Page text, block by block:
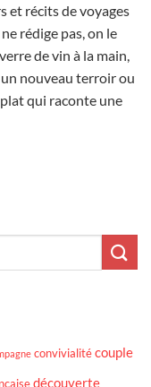
et récits de voyages
rédige pas, on le
de vin à la main,
nouveau terroir ou
qui raconte une
convivialitécouple
découverte